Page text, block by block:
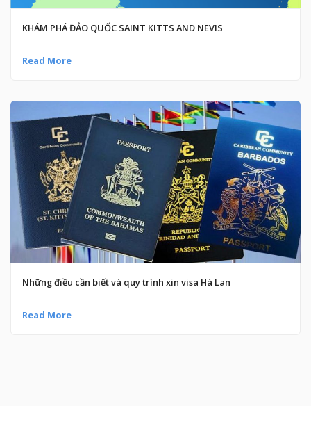
KHÁM PHÁ ĐẢO QUỐC SAINT KITTS AND NEVIS
Read More
Những điều cần biết và quy trình xin visa Hà Lan
Read More